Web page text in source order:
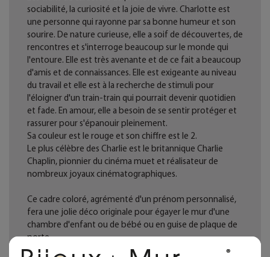
sociabilité, la curiosité et la joie de vivre. Charlotte est
une personne qui rayonne par sa bonne humeur et son
sourire. De nature curieuse, elle a soif de découvertes, de
rencontres et s'interroge beaucoup sur le monde qui
l'entoure. Elle est très avenante et de ce fait a beaucoup
d'amis et de connaissances. Elle est exigeante au niveau
du travail et elle est à la recherche de stimuli pour
l'éloigner d'un train-train qui pourrait devenir quotidien
et fade. En amour, elle a besoin de se sentir protéger et
rassurer pour s'épanouir pleinement.
Sa couleur est le rouge et son chiffre est le 2.
Le plus célèbre des Charlie est le britannique Charlie
Chaplin, pionnier du cinéma muet et réalisateur de
nombreux joyaux cinématographiques.
Ce cadre coloré, agrémenté d'un prénom personnalisé,
fera une jolie déco originale pour égayer le mur d'une
chambre d'enfant ou de bébé ou en guise de plaque de
porte.